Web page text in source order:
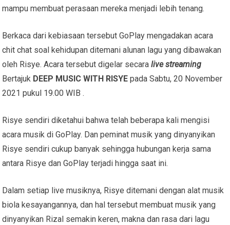
mampu membuat perasaan mereka menjadi lebih tenang.
Berkaca dari kebiasaan tersebut GoPlay mengadakan acara
chit chat soal kehidupan ditemani alunan lagu yang dibawakan
oleh Risye. Acara tersebut digelar secara live streaming
Bertajuk DEEP MUSIC WITH RISYE pada Sabtu, 20 November
2021 pukul 19.00 WIB .
Risye sendiri diketahui bahwa telah beberapa kali mengisi
acara musik di GoPlay. Dan peminat musik yang dinyanyikan
Risye sendiri cukup banyak sehingga hubungan kerja sama
antara Risye dan GoPlay terjadi hingga saat ini.
Dalam setiap live musiknya, Risye ditemani dengan alat musik
biola kesayangannya, dan hal tersebut membuat musik yang
dinyanyikan Rizal semakin keren, makna dan rasa dari lagu